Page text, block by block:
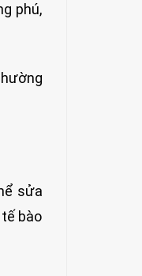
phú,
sửa
bào